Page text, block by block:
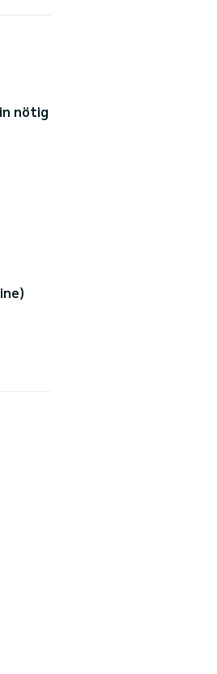
nötig